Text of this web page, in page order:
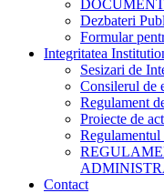
Dezbateri
Formular
Integritatea
Sesizari de
Consilerul de
Regulament
Proiecte de
Contact